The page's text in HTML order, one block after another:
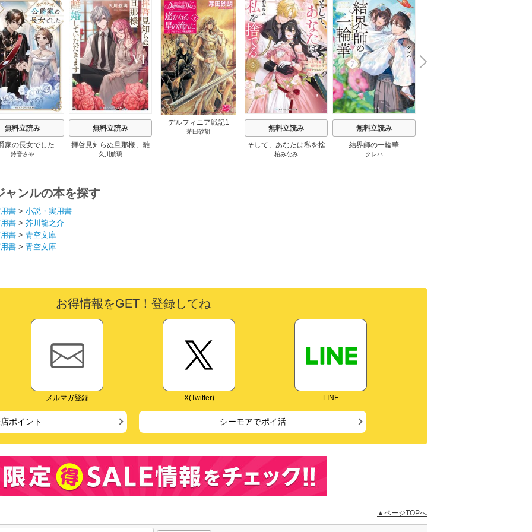
楽園３０ 1巻
無料立読み
家の長女でした
鈴音さや
無料立読み
拝啓見知らぬ旦那様、離
婚していただきます
久川航璃
デルフィニア戦記1
茅田砂胡
無料立読み
そして、あなたは私を捨
てる
柏みなみ
無料立読み
結界師の一輪華
クレハ
N
e
x
t
ャンルの本を探す
書 > 小説・実用書
書 > 芥川龍之介
書 > 青空文庫
書 > 青空文庫
お得情報をGET！登録してね
メルマガ登録 X(Twitter) LINE
ポイント シーモアでポイ活
▲ページTOPへ